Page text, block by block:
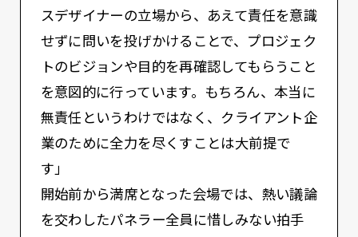
スデザイナーの立場から、あえて責任を意識
せずに問いを投げかけることで、プロジェク
トのビジョンや目的を再確認してもらうこと
を意図的に行っています。もちろん、本当に
無責任というわけではなく、クライアント企
業のために全力を尽くすことは大前提で
す」
開始前から満席となった会場では、熱い議論
を交わしたパネラー全員に惜しみない拍手